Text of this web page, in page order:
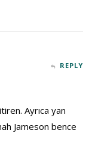
REPLY
Ayrıca yan
Jameson bence